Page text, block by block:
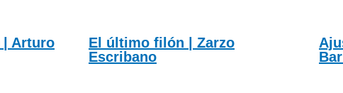
| Arturo
El último filón | Zarzo
Escribano